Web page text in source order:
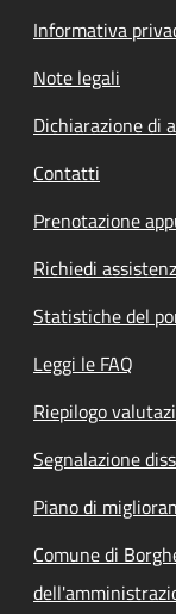
Informativa
Note legali
Dichiarazione di
Contatti
Prenotazione
Richiedi
Statistiche del
Leggi le FAQ
Riepilogo
Segnalazione
Piano di
Comune di